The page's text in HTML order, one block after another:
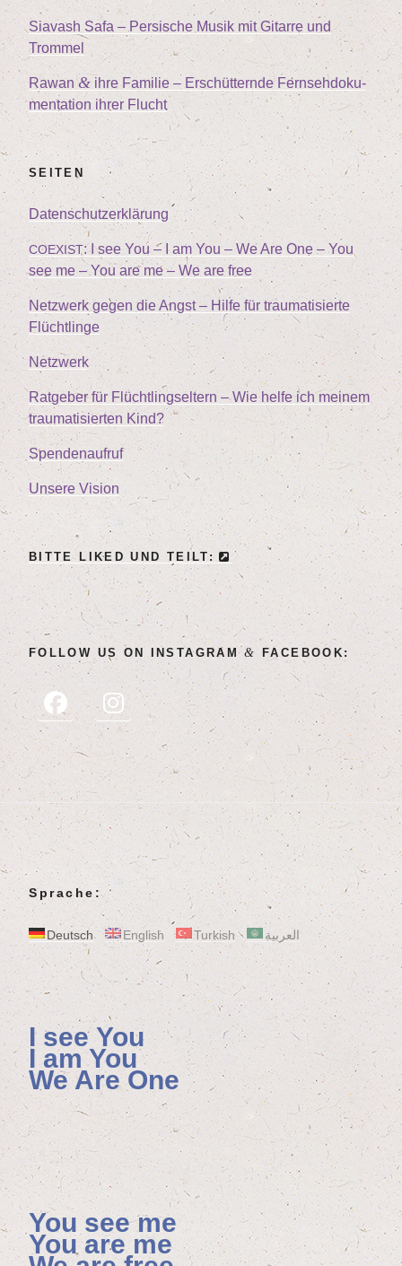
Sia­vash Safa – Per­si­sche Musik mit Gitar­re und
Trommel
Rawan& ihre Fami­lie – Erschüt­tern­de Fern­seh­do­ku­
men­ta­ti­on ihrer Flucht
SEI­TEN
Daten­schutz­er­klä­rung
COEXIST: I see You – I am You – We Are One – You
see me – You are me – We are free
Netz­werk gegen die Angst – Hil­fe für trau­ma­ti­sier­te
Flüchtlinge
Netz­werk
Rat­ge­ber für Flücht­lings­el­tern – Wie hel­fe ich mei­nem
trau­ma­ti­sier­ten Kind?
Spen­den­auf­ruf
Unse­re Vision
BIT­TE LIK­ED UND TEILT:
FOL­LOW US ON INSTA­GRAM& FACEBOOK:
Sprache:
Deutsch English Turkish العربية
I see You
I am You
We Are One
You see me
You are me